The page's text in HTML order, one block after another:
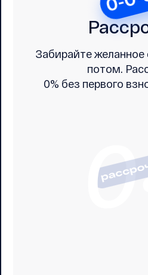
Забирайте желанное
потом.
0% без первого